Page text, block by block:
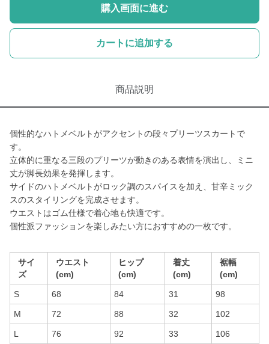
購入画面に進む
カートに追加する
商品説明
個性的なハトメベルトがアクセントの段々プリーツスカートで
す。
立体的に重なる三段のプリーツが動きのある表情を演出し、ミニ
丈が脚長効果を発揮します。
サイドのハトメベルトがロック調のスパイスを加え、甘辛ミック
スのスタイリングを完成させます。
ウエストはゴム仕様で着心地も快適です。
個性派ファッションを楽しみたい方におすすめの一枚です。
サイ
ズ
ウエスト
(cm)
ヒップ
(cm)
着丈
(cm)
裾幅
(cm)
S 68 84 31 98
M 72 88 32 102
L 76 92 33 106